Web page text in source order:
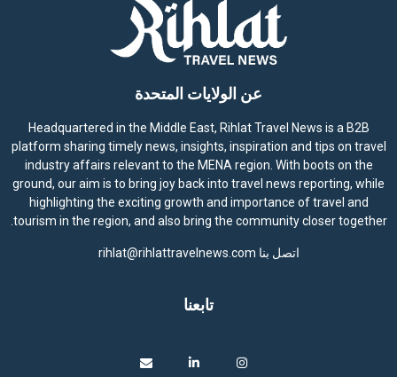
عن الولايات المتحدة
Headquartered in the Middle East, Rihlat Travel News is a B2B
platform sharing timely news, insights, inspiration and tips on travel
industry affairs relevant to the MENA region. With boots on the
ground, our aim is to bring joy back into travel news reporting, while
highlighting the exciting growth and importance of travel and
tourism in the region, and also bring the community closer together.
اتصل بنا rihlat@rihlattravelnews.com
تابعنا